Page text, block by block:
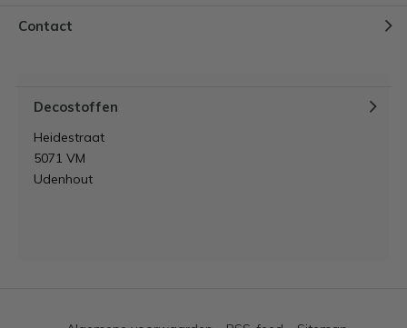
Contact
Decostoffen
Heidestraat
5071 VM
Udenhout